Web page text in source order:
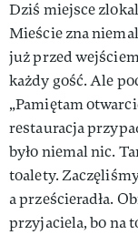
Dziś miejsce
Mieście zna
już przed
każdy gość. Ale
„Pamiętam
restauracja
było niemal nic.
toalety.
a prześcieradła.
przyjaciela, bo na